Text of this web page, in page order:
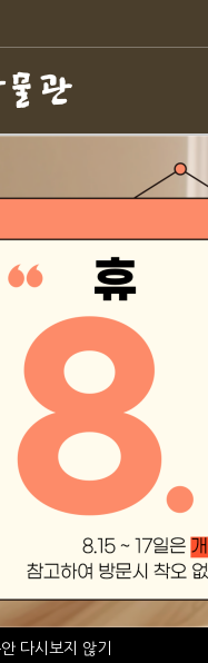
밴 역사의 현장
물관
영합니다!
다시보지 않기